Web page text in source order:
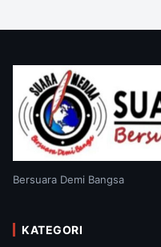
Bersuara Demi Bangsa
KATEGORI